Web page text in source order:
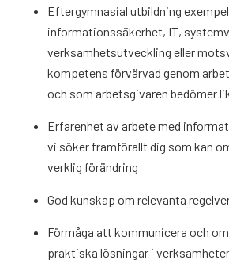
Eftergymnasial utbildning
informationssäkerhet, IT,
verksamhetsutveckling eller
kompetens förvärvad genom
och som arbetsgivaren bedömer
Erfarenhet av arbete med
vi söker framförallt dig som kan
verklig förändring
God kunskap om relevanta
Förmåga att kommunicera och
praktiska lösningar i